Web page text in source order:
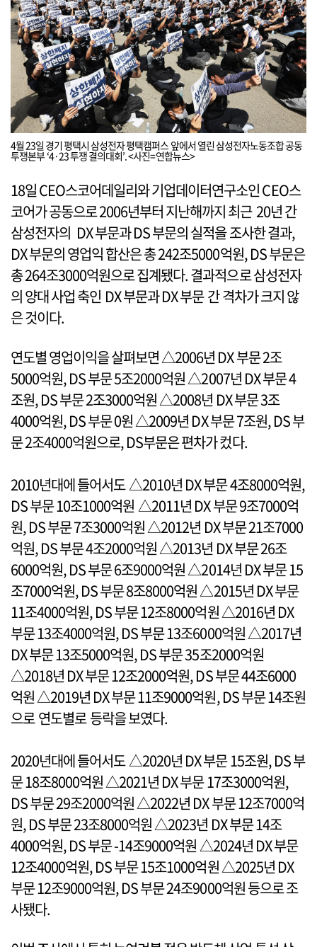
4월 23일 경기 평택시 삼성전자 평택캠퍼스 앞에서 열린 삼성전자노동조합 공동
투쟁본부 ‘4·23 투쟁 결의대회’. <사진=연합뉴스>
18일 CEO스코어데일리와 기업데이터연구소인 CEO스
코어가 공동으로 2006년부터 지난해까지 최근 20년 간
삼성전자의 DX 부문과 DS 부문의 실적을 조사한 결과,
DX 부문의 영업익 합산은 총 242조5000억원, DS 부문은
총 264조3000억원으로 집계됐다. 결과적으로 삼성전자
의 양대 사업 축인 DX 부문과 DX 부문 간 격차가 크지 않
은 것이다.
연도별 영업이익을 살펴보면 △2006년 DX 부문 2조
5000억원, DS 부문 5조2000억원 △2007년 DX 부문 4
조원, DS 부문 2조3000억원 △2008년 DX 부문 3조
4000억원, DS 부문 0원 △2009년 DX 부문 7조원, DS 부
문 2조4000억원으로, DS부문은 편차가 컸다.
2010년대에 들어서도 △2010년 DX 부문 4조8000억원,
DS 부문 10조1000억원 △2011년 DX 부문 9조7000억
원, DS 부문 7조3000억원 △2012년 DX 부문 21조7000
억원, DS 부문 4조2000억원 △2013년 DX 부문 26조
6000억원, DS 부문 6조9000억원 △2014년 DX 부문 15
조7000억원, DS 부문 8조8000억원 △2015년 DX 부문
11조4000억원, DS 부문 12조8000억원 △2016년 DX
부문 13조4000억원, DS 부문 13조6000억원 △2017년
DX 부문 13조5000억원, DS 부문 35조2000억원
△2018년 DX 부문 12조2000억원, DS 부문 44조6000
억원 △2019년 DX 부문 11조9000억원, DS 부문 14조원
으로 연도별로 등락을 보였다.
2020년대에 들어서도 △2020년 DX 부문 15조원, DS 부
문 18조8000억원 △2021년 DX 부문 17조3000억원,
DS 부문 29조2000억원 △2022년 DX 부문 12조7000억
원, DS 부문 23조8000억원 △2023년 DX 부문 14조
4000억원, DS 부문 -14조9000억원 △2024년 DX 부문
12조4000억원, DS 부문 15조1000억원 △2025년 DX
부문 12조9000억원, DS 부문 24조9000억원 등으로 조
사됐다.